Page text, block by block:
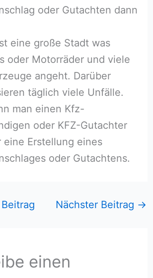
oder Gutachten dann
eine große Stadt was
oder Motorräder und viele
angeht. Darüber
täglich viele Unfälle.
man einen Kfz-
oder KFZ-Gutachter
Erstellung eines
oder Gutachtens.
Nächster Beitrag →
einen